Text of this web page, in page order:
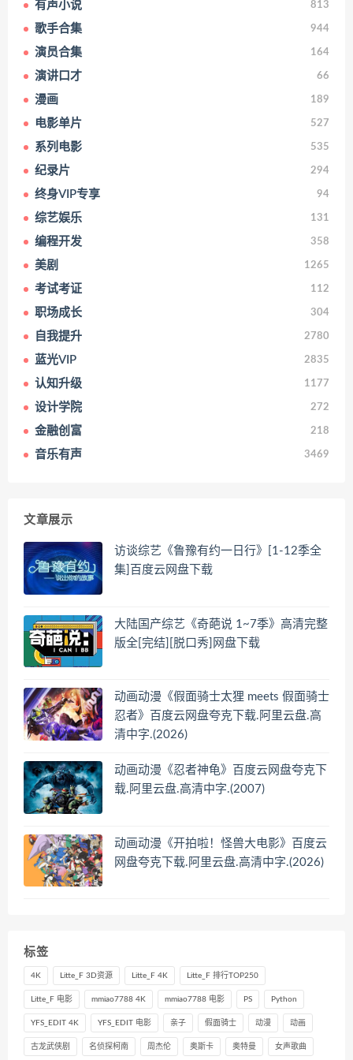
有声小说 813
歌手合集 944
演员合集 164
演讲口才 66
漫画 189
电影单片 527
系列电影 535
纪录片 294
终身VIP专享 94
综艺娱乐 131
编程开发 358
美剧 1265
考试考证 112
职场成长 304
自我提升 2780
蓝光VIP 2835
认知升级 1177
设计学院 272
金融创富 218
音乐有声 3469
文章展示
访谈综艺《鲁豫有约一日行》[1-12季全
集]百度云网盘下载
大陆国产综艺《奇葩说 1~7季》高清完整
版全[完结][脱口秀]网盘下载
动画动漫《假面骑士太狸 meets 假面骑士
忍者》百度云网盘夸克下载.阿里云盘.高
清中字.(2026)
动画动漫《忍者神龟》百度云网盘夸克下
载.阿里云盘.高清中字.(2007)
动画动漫《开拍啦！怪兽大电影》百度云
网盘夸克下载.阿里云盘.高清中字.(2026)
标签
4K Litte_F 3D资源 Litte_F 4K Litte_F 排行TOP250
Litte_F 电影 mmiao7788 4K mmiao7788 电影 PS Python
YFS_EDIT 4K YFS_EDIT 电影 亲子 假面骑士 动漫 动画
古龙武侠剧 名侦探柯南 周杰伦 奥斯卡 奥特曼 女声歌曲